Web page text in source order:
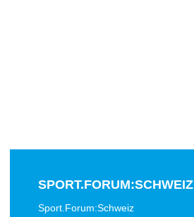
SPORT.FORUM:SCHWEIZ
Sport.Forum:Schweiz